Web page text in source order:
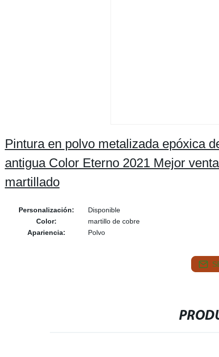
Pintura en polvo metalizada epóxica
antigua Color Eterno 2021 Mejor
martillado
Personalización:
Disponible
Color:
martillo de cobre
Apariencia:
Polvo